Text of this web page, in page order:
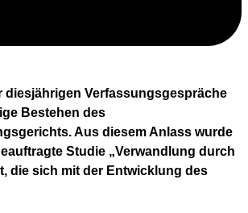
diesjährigen Verfassungsgespräche
Bestehen des
Aus diesem Anlass wurde
Studie „Verwandlung durch
die sich mit der Entwicklung des